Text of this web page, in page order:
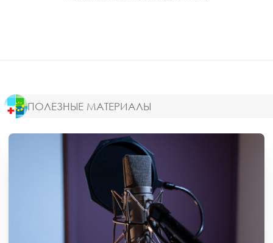
ПОЛЕЗНЫЕ МАТЕРИАЛЫ